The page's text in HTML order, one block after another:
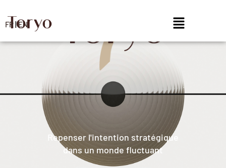
FR| EN
Repenser l'intention stratégique
dans un monde fluctuant